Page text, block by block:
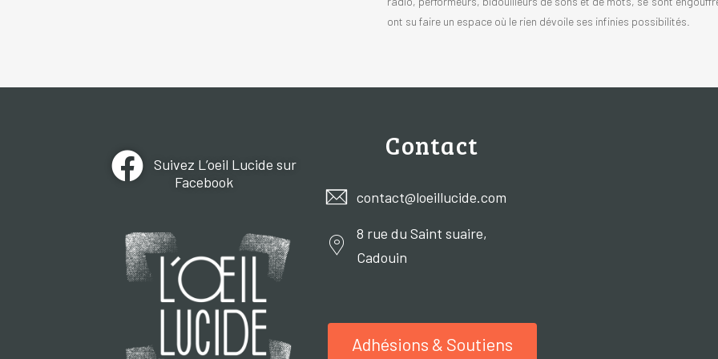
ont su faire un espace où le rien dévoile ses infinies possibilités.
Suivez L’oeil Lucide sur
Facebook
Contact
contact@loeillucide.com
8 rue du Saint suaire,
Cadouin
Adhésions & Soutiens